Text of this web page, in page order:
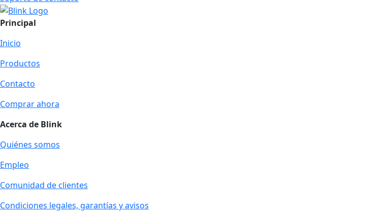
Principal
Inicio
Productos
Contacto
Comprar ahora
Acerca de Blink
Quiénes somos
Empleo
Comunidad de clientes
Condiciones legales, garantías y avisos